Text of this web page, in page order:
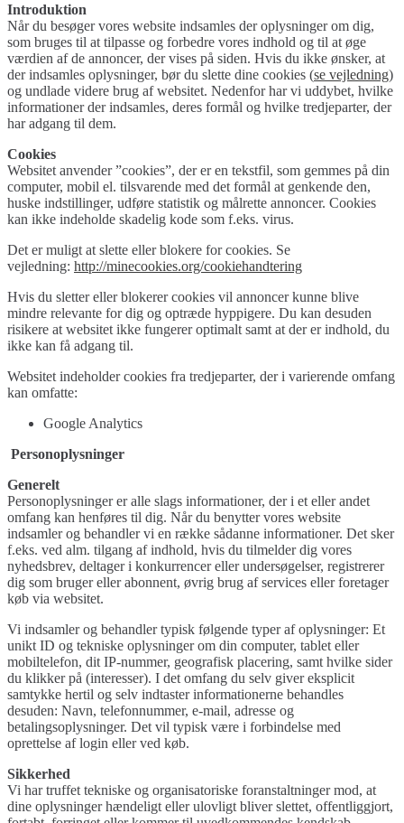
Introduktion
Når du besøger vores website indsamles der oplysninger om dig,
som bruges til at tilpasse og forbedre vores indhold og til at øge
værdien af de annoncer, der vises på siden. Hvis du ikke ønsker, at
der indsamles oplysninger, bør du slette dine cookies (se vejledning)
og undlade videre brug af websitet. Nedenfor har vi uddybet, hvilke
informationer der indsamles, deres formål og hvilke tredjeparter, der
har adgang til dem.
Cookies
Websitet anvender ”cookies”, der er en tekstfil, som gemmes på din
computer, mobil el. tilsvarende med det formål at genkende den,
huske indstillinger, udføre statistik og målrette annoncer. Cookies
kan ikke indeholde skadelig kode som f.eks. virus.
Det er muligt at slette eller blokere for cookies. Se
vejledning: http://minecookies.org/cookiehandtering
Hvis du sletter eller blokerer cookies vil annoncer kunne blive
mindre relevante for dig og optræde hyppigere. Du kan desuden
risikere at websitet ikke fungerer optimalt samt at der er indhold, du
ikke kan få adgang til.
Websitet indeholder cookies fra tredjeparter, der i varierende omfang
kan omfatte:
Google Analytics
Personoplysninger
Generelt
Personoplysninger er alle slags informationer, der i et eller andet
omfang kan henføres til dig. Når du benytter vores website
indsamler og behandler vi en række sådanne informationer. Det sker
f.eks. ved alm. tilgang af indhold, hvis du tilmelder dig vores
nyhedsbrev, deltager i konkurrencer eller undersøgelser, registrerer
dig som bruger eller abonnent, øvrig brug af services eller foretager
køb via websitet.
Vi indsamler og behandler typisk følgende typer af oplysninger: Et
unikt ID og tekniske oplysninger om din computer, tablet eller
mobiltelefon, dit IP-nummer, geografisk placering, samt hvilke sider
du klikker på (interesser). I det omfang du selv giver eksplicit
samtykke hertil og selv indtaster informationerne behandles
desuden: Navn, telefonnummer, e-mail, adresse og
betalingsoplysninger. Det vil typisk være i forbindelse med
oprettelse af login eller ved køb.
Sikkerhed
Vi har truffet tekniske og organisatoriske foranstaltninger mod, at
dine oplysninger hændeligt eller ulovligt bliver slettet, offentliggjort,